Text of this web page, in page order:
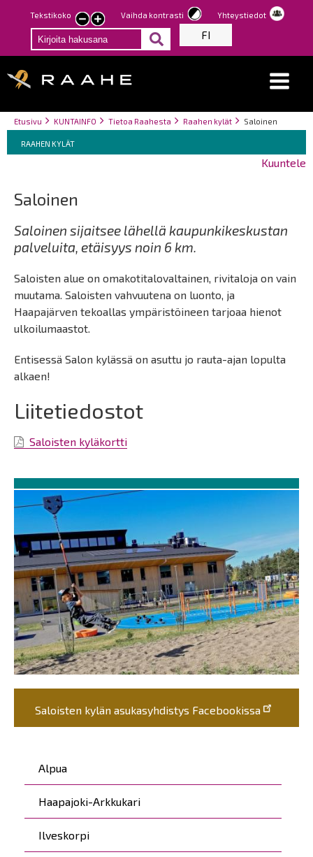
Hyppää
pääsisältöön
Tekstikoko
Pienennä
tekstin
kokoa
Suurenna
tekstin
kokoa
Vaihda kontrasti Yhteystiedot
FI
Breadcrumbs
You
here:
Etusivu KUNTAINFO Tietoa Raahesta Raahen kylät Saloinen
Breadcrumbs
You
are
RAAHEN KYLÄT
Kuuntele
Päävalikko
Alpua
Haapajoki-Arkkukari
Ilveskorpi
Saloinen
Saloinen sijaitsee lähellä kaupunkikeskustan
palveluita, etäisyys noin 6 km.
Saloisten alue on omakotitalovaltainen, rivitaloja on vain
muutama. Saloisten vahvuutena on luonto, ja
Haapajärven tekoallas ympäristöineen tarjoaa hienot
ulkoilumaastot.
Entisessä Salon kylässä on asuttu jo rauta-ajan lopulta
alkaen!
Liitetiedostot
Saloisten kyläkortti
Saloisten kylän asukasyhdistys Facebookissa